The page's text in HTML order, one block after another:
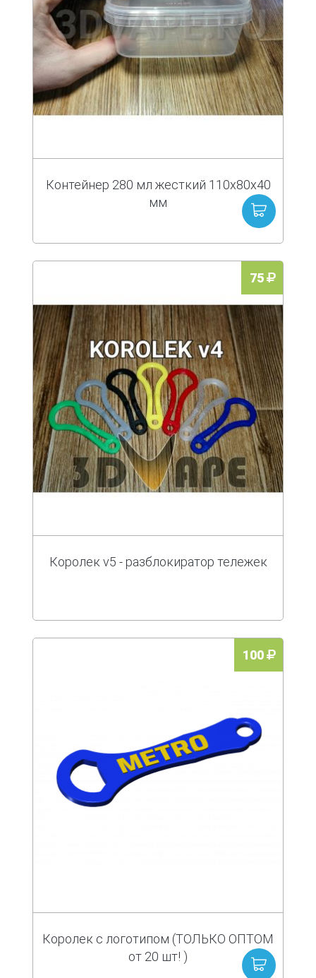
Контейнер 280 мл жесткий 110x80x40
мм
75
Королек v5 - разблокиратор тележек
100
Королек с логотипом (ТОЛЬКО ОПТОМ
от 20 шт! )